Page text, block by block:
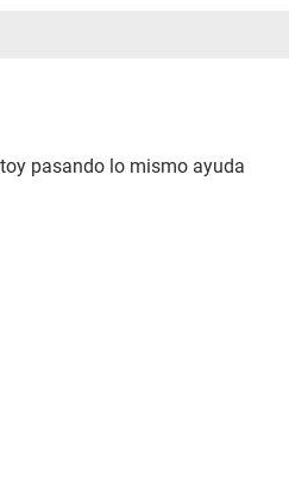
pasando lo mismo ayuda